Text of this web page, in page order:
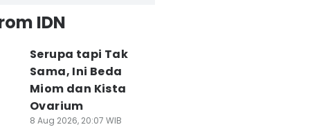
IDN
Serupa tapi Tak
Sama, Ini Beda
Miom dan Kista
Ovarium
8 Aug 2026, 20:07 WIB